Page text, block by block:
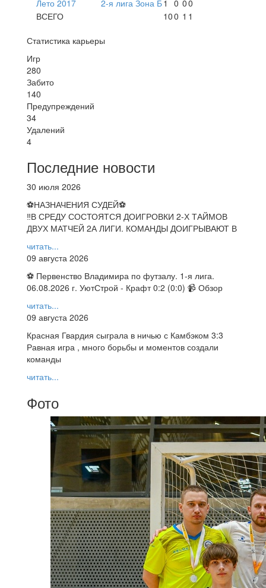
Лето 2017 2-я лига Зона Б1 0 00
ВСЕГО
100 1 1
Статистика карьеры
Игр
280
Забито
140
Предупреждений
34
Удалений
4
Последние новости
30 июля 2026
⚽НАЗНАЧЕНИЯ СУДЕЙ⚽
‼В СРЕДУ СОСТОЯТСЯ ДОИГРОВКИ 2-Х ТАЙМОВ
ДВУХ МАТЧЕЙ 2А ЛИГИ. КОМАНДЫ ДОИГРЫВАЮТ В
читать...
09 августа 2026
⚽ Первенство Владимира по футзалу. 1-я лига.
06.08.2026 г. УютСтрой - Крафт 0:2 (0:0) 📹 Обзор
читать...
09 августа 2026
Красная Гвардия сыграла в ничью с Камбэком 3:3
Равная игра , много борьбы и моментов создали
команды
читать...
Фото